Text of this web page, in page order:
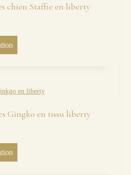
chien Staffie en liberty
Gingko en tissu liberty